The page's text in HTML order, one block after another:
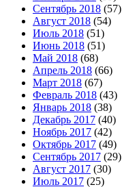
Сентябрь 2018 (57)
Август 2018 (54)
Июль 2018 (51)
Июнь 2018 (51)
Май 2018 (68)
Апрель 2018 (66)
Март 2018 (67)
Февраль 2018 (43)
Январь 2018 (38)
Декабрь 2017 (40)
Ноябрь 2017 (42)
Октябрь 2017 (49)
Сентябрь 2017 (29)
Август 2017 (30)
Июль 2017 (25)